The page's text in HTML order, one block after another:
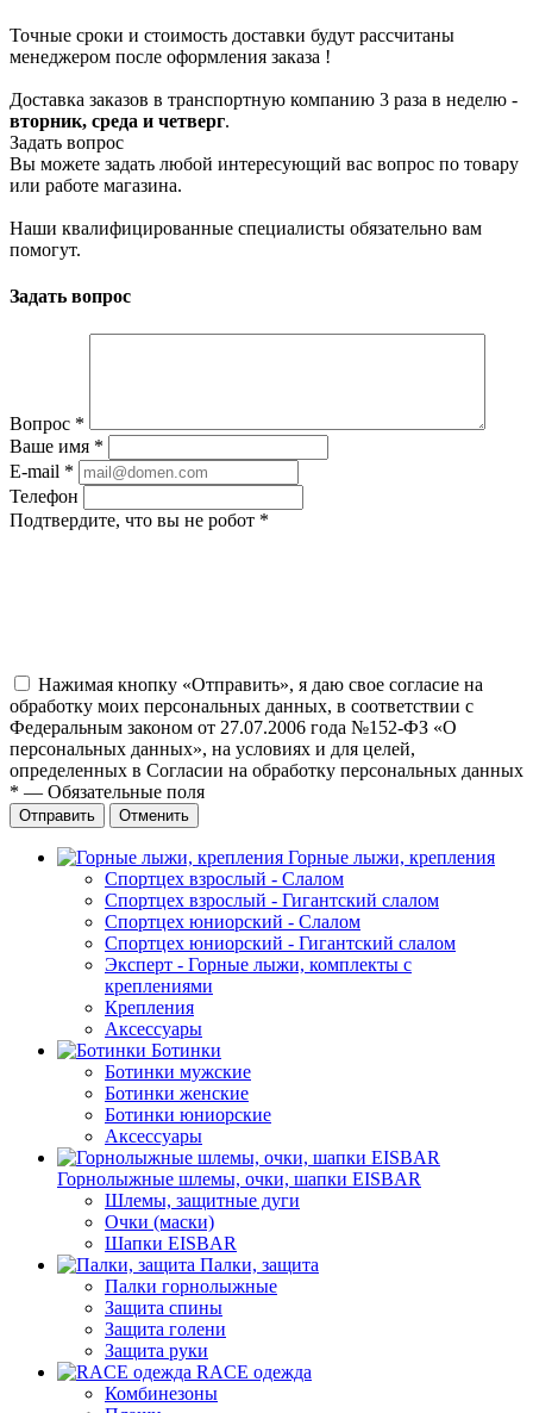
Точные сроки и стоимость доставки будут рассчитаны
менеджером после оформления заказа !
Доставка заказов в транспортную компанию 3 раза в неделю -
вторник, среда и четверг.
Задать вопрос
Вы можете задать любой интересующий вас вопрос по товару
или работе магазина.
Наши квалифицированные специалисты обязательно вам
помогут.
Задать вопрос
Вопрос *
Ваше имя *
E-mail *
Телефон
Подтвердите, что вы не робот *
Нажимая кнопку «Отправить», я даю свое согласие на
обработку моих персональных данных, в соответствии с
Федеральным законом от 27.07.2006 года №152-ФЗ «О
персональных данных», на условиях и для целей,
определенных в Согласии на обработку персональных данных
* — Обязательные поля
Отправить Отменить
Горные лыжи, крепления
Спортцех взрослый - Слалом
Спортцех взрослый - Гигантский слалом
Спортцех юниорский - Слалом
Спортцех юниорский - Гигантский слалом
Эксперт - Горные лыжи, комплекты с
креплениями
Крепления
Аксессуары
Ботинки
Ботинки мужские
Ботинки женские
Ботинки юниорские
Аксессуары
Горнолыжные шлемы, очки, шапки EISBAR
Шлемы, защитные дуги
Очки (маски)
Шапки EISBAR
Палки, защита
Палки горнолыжные
Защита спины
Защита голени
Защита руки
RACE одежда
Комбинезоны